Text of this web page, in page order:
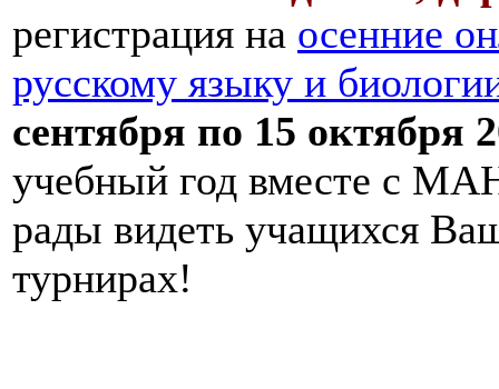
регистрация на осенние
русскому языку и
сентября по 15 октября
учебный год вместе с
рады видеть учащихся
турнирах!